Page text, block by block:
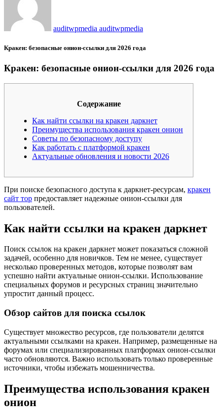
auditwpmedia auditwpmedia
Кракен: безопасные онион-ссылки для 2026 года
Кракен: безопасные онион-ссылки для 2026 года
Содержание
Как найти ссылки на кракен даркнет
Преимущества использования кракен онион
Советы по безопасному доступу
Как работать с платформой кракен
Актуальные обновления и новости 2026
При поиске безопасного доступа к даркнет-ресурсам, кракен
сайт тор предоставляет надежные онион-ссылки для
пользователей.
Как найти ссылки на кракен даркнет
Поиск ссылок на кракен даркнет может показаться сложной
задачей, особенно для новичков. Тем не менее, существует
несколько проверенных методов, которые позволят вам
успешно найти актуальные онион-ссылки. Использование
специальных форумов и ресурсных страниц значительно
упростит данный процесс.
Обзор сайтов для поиска ссылок
Существует множество ресурсов, где пользователи делятся
актуальными ссылками на кракен. Например, размещенные на
форумах или специализированных платформах онион-ссылки
часто обновляются. Важно использовать только проверенные
источники, чтобы избежать мошенничества.
Преимущества использования кракен
онион